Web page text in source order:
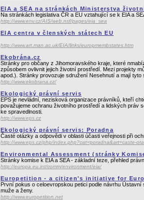
EIA a SEA na stránkách Ministerstva
Na stránkách legislativa ČR a EU vztahující se k EIA a
http://www.env.cz/AIS/web.nsf/pages/eia_sea
EIA centra v členských státech EU
http://www.art.man.ac.uk/EIA/links/europmembstates.htm
Ekobrána.cz
Stránky pro občany z Jihomoravského kraje, které
způsobem ovlivnit jejich životní prostředí. Mezi projekty
apod.). Stránky provozuje sdružení Nesehnutí a mají
http://www.ekobrana.cz/
Ekologický právní servis
EPS je nevládní, nezisková organizace právníků, kteří
považujeme ochranu životního prostředí a lidských práv
ke spravedlnosti.
http://www.eps.cz
Ekologický právní servis: Poradna
Časté otázky a odpovědi v oblasti účasti veřejnosti při
http://www.eps.cz/php/index.php?cat=poradna&art=caste-
Environmental Assessment (stránky
Stránky komise k EIA a SEA - základní teze, přehled
http://europa.eu.int/comm/environment/eia/
Europetition - a citizen's initiative for
První pokus o celoevropskou petici podle návrhu
muže a ženy.
http://www.europetition.net